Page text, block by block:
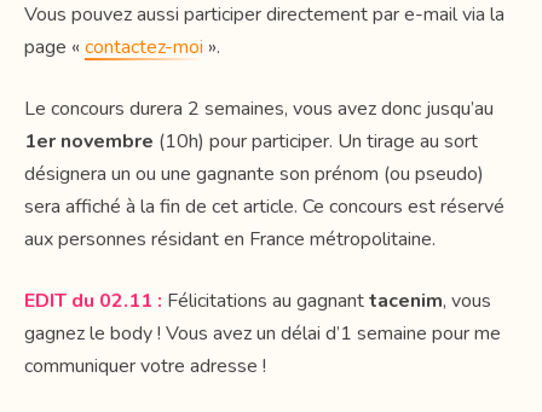
Vous pouvez aussi participer directement par e-mail via la
page « contactez-moi ».
Le concours durera 2 semaines, vous avez donc jusqu’au
1er novembre (10h) pour participer. Un tirage au sort
désignera un ou une gagnante son prénom (ou pseudo)
sera affiché à la fin de cet article. Ce concours est réservé
aux personnes résidant en France métropolitaine.
EDIT du 02.11 : Félicitations au gagnanttacenim, vous
gagnez le body ! Vous avez un délai d’1 semaine pour me
communiquer votre adresse !